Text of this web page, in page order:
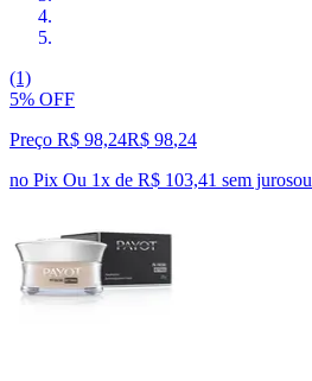
(1)
5% OFF
Preço R$ 98,24R$ 98,24
no Pix Ou 1x de R$ 103,41 sem jurosou